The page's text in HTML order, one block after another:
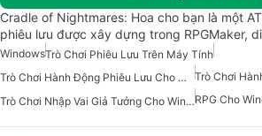
Cradle of Nightmares: Hoa cho bạn là một
phiêu lưu được xây dựng trong RPGMaker,
WindowsTrò Chơi Phiêu Lưu Trên Máy Tính
Trò Chơi Hành Động Phiêu Lưu Cho Windows
Trò Chơi
Trò Chơi Nhập Vai Giả Tưởng Cho WindowsRPG Cho